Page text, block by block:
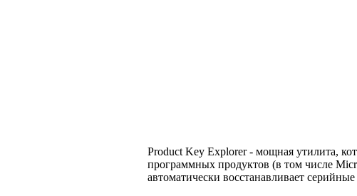
Product Key Explorer - мощная утилита,
программных продуктов (в том числе
автоматически восстанавливает